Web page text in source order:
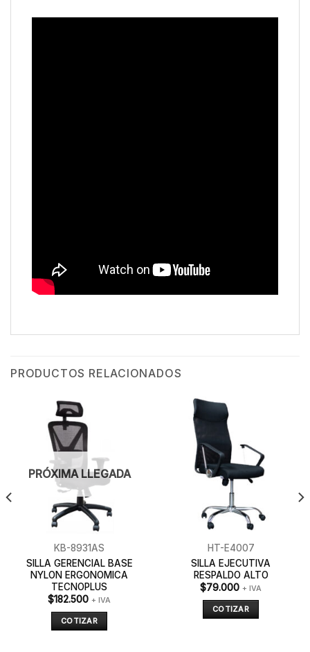
PRODUCTOS RELACIONADOS
PRÓXIMA LLEGADA
KB-8931AS
SILLA GERENCIAL BASE
NYLON ERGONOMICA
TECNOPLUS
$182.500 + IVA
COTIZAR
HT-E4007
SILLA EJECUTIVA
RESPALDO ALTO
$79.000 + IVA
COTIZAR